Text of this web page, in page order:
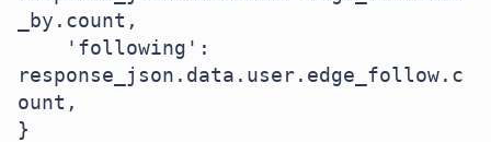
_by.count,
response_json.data.user.edge_follow.c
ount,
}